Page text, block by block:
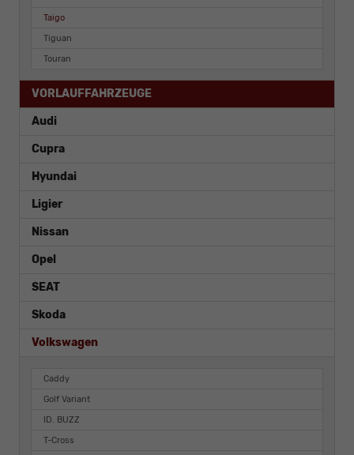
Taigo
Tiguan
Touran
VORLAUFFAHRZEUGE
Audi
Cupra
Hyundai
Ligier
Nissan
Opel
SEAT
Skoda
Volkswagen
Caddy
Golf Variant
ID. BUZZ
T-Cross